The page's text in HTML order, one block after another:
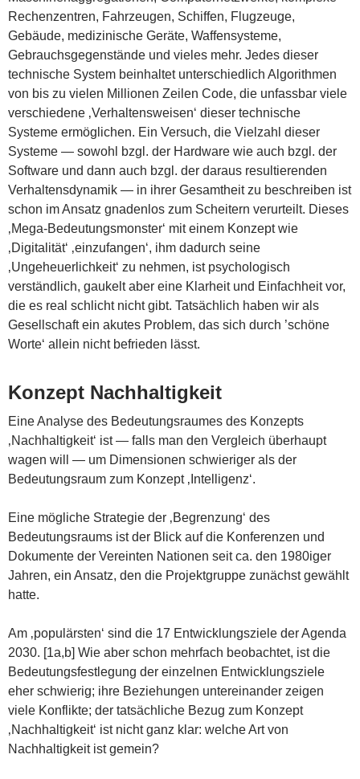
Rechenzentren, Fahrzeugen, Schiffen, Flugzeuge,
Gebäude, medizinische Geräte, Waffensysteme,
Gebrauchsgegenstände und vieles mehr. Jedes dieser
technische System beinhaltet unterschiedlich Algorithmen
von bis zu vielen Millionen Zeilen Code, die unfassbar viele
verschiedene ‚Verhaltensweisen‘ dieser technische
Systeme ermöglichen. Ein Versuch, die Vielzahl dieser
Systeme — sowohl bzgl. der Hardware wie auch bzgl. der
Software und dann auch bzgl. der daraus resultierenden
Verhaltensdynamik — in ihrer Gesamtheit zu beschreiben ist
schon im Ansatz gnadenlos zum Scheitern verurteilt. Dieses
‚Mega-Bedeutungsmonster‘ mit einem Konzept wie
‚Digitalität‘ ‚einzufangen‘, ihm dadurch seine
‚Ungeheuerlichkeit‘ zu nehmen, ist psychologisch
verständlich, gaukelt aber eine Klarheit und Einfachheit vor,
die es real schlicht nicht gibt. Tatsächlich haben wir als
Gesellschaft ein akutes Problem, das sich durch ’schöne
Worte‘ allein nicht befrieden lässt.
Konzept Nachhaltigkeit
Eine Analyse des Bedeutungsraumes des Konzepts
‚Nachhaltigkeit‘ ist — falls man den Vergleich überhaupt
wagen will — um Dimensionen schwieriger als der
Bedeutungsraum zum Konzept ‚Intelligenz‘.
Eine mögliche Strategie der ‚Begrenzung‘ des
Bedeutungsraums ist der Blick auf die Konferenzen und
Dokumente der Vereinten Nationen seit ca. den 1980iger
Jahren, ein Ansatz, den die Projektgruppe zunächst gewählt
hatte.
Am ‚populärsten‘ sind die 17 Entwicklungsziele der Agenda
2030. [1a,b] Wie aber schon mehrfach beobachtet, ist die
Bedeutungsfestlegung der einzelnen Entwicklungsziele
eher schwierig; ihre Beziehungen untereinander zeigen
viele Konflikte; der tatsächliche Bezug zum Konzept
‚Nachhaltigkeit‘ ist nicht ganz klar: welche Art von
Nachhaltigkeit ist gemein?